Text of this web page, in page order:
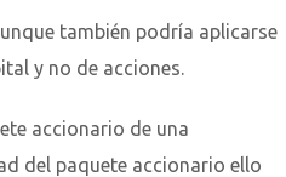
también podría aplicarse
y no de acciones.
accionario de una
del paquete accionario ello